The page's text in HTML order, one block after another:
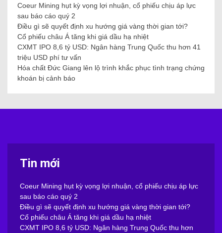
Coeur Mining hụt kỳ vọng lợi nhuận, cổ phiếu chịu áp lực
sau báo cáo quý 2
Điều gì sẽ quyết định xu hướng giá vàng thời gian tới?
Cổ phiếu châu Á tăng khi giá dầu hạ nhiệt
CXMT IPO 8,6 tỷ USD: Ngân hàng Trung Quốc thu hơn 41
triệu USD phí tư vấn
Hóa chất Đức Giang lên lộ trình khắc phục tình trạng chứng
khoán bị cảnh báo
Tin mới
Coeur Mining hụt kỳ vọng lợi nhuận, cổ phiếu chịu áp lực
sau báo cáo quý 2
Điều gì sẽ quyết định xu hướng giá vàng thời gian tới?
Cổ phiếu châu Á tăng khi giá dầu hạ nhiệt
CXMT IPO 8,6 tỷ USD: Ngân hàng Trung Quốc thu hơn